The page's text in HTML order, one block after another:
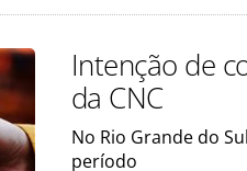
Intenção de
da CNC
No Rio Grande do
período